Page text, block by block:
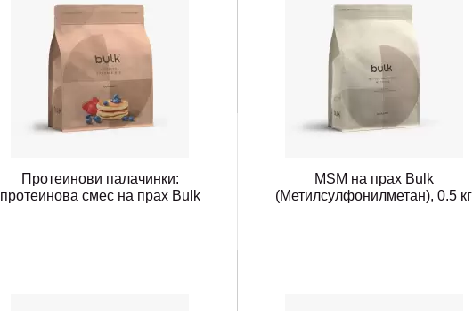
Протеинови палачинки:
протеинова смес на прах Bulk
MSM на прах Bulk
(Метилсулфонилметан), 0.5 кг